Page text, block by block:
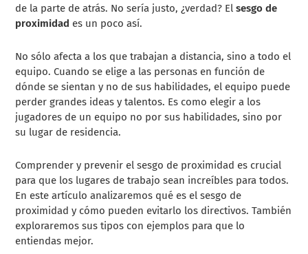
de la parte de atrás. No sería justo, ¿verdad? Elsesgo de
proximidad es un poco así.
No sólo afecta a los que trabajan a distancia, sino a todo el
equipo. Cuando se elige a las personas en función de
dónde se sientan y no de sus habilidades, el equipo puede
perder grandes ideas y talentos. Es como elegir a los
jugadores de un equipo no por sus habilidades, sino por
su lugar de residencia.
Comprender y prevenir el sesgo de proximidad es crucial
para que los lugares de trabajo sean increíbles para todos.
En este artículo analizaremos qué es el sesgo de
proximidad y cómo pueden evitarlo los directivos. También
exploraremos sus tipos con ejemplos para que lo
entiendas mejor.